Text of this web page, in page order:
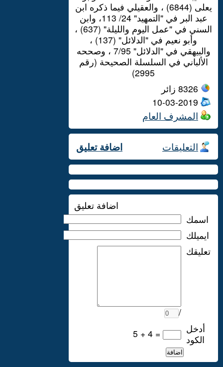
يعلى (6844) ، والعقيلي فيما ذكره ابن
عبد البر في "التمهيد" 24/ 113، وابن
السني في "عمل اليوم والليلة" (637) ،
وأبو نعيم في "الدلائل" (137) ،
والبيهقي في "الدلائل" 7/95 ، وصححه
الألباني في السلسلة الصحيحة (رقم
2995)
8326 زائر
10-03-2019
المشرف العام
التعليقات اضافة تعليق
اضافة تعليق
اسمك
ايميلك
/
تعليقك
5 + 4 =
أدخل
الكود